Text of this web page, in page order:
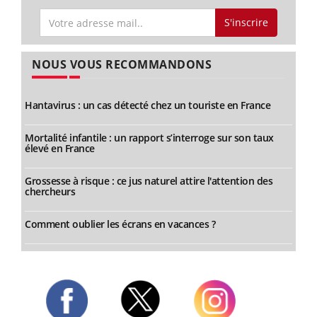
S'inscrire
NOUS VOUS RECOMMANDONS
Hantavirus : un cas détecté chez un touriste en France
Mortalité infantile : un rapport s’interroge sur son taux
élevé en France
Grossesse à risque : ce jus naturel attire l'attention des
chercheurs
Comment oublier les écrans en vacances ?